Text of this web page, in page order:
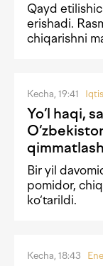
Qayd
erishadi.
chiqarishni
Kecha, 19:41
Yo‘l haqi,
Bir yil
pomidor,
ko‘tarildi.
Kecha, 18:43